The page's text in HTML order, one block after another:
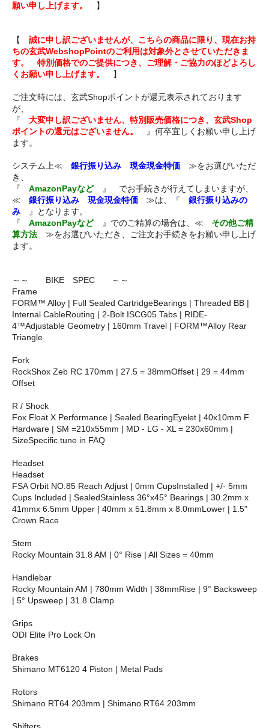
願い申し上げます。
】
【 誠に申し訳ございませんが、こちらの商品に限り、現在お持
ちの玄武WebshopPointのご利用は対象外とさせていただきま
す。 特別価格でのご提供につき、ご理解・ご協力のほどよろし
くお願い申し上げます。
】
ご注文時には、玄武Shopポイントが還元表示されております
が、
『 大変申し訳ございません、特別販売価格につき、玄武Shop
ポイントの還元はございません。
』何卒宜しくお願い申し上げ
ます。
システム上≪ 銀行振り込み 現金現金特価 ≫をお選びいただ
き、
『 AmazonPayなど』 でお手続きが行えてしまいますが、
≪ 銀行振り込み 現金現金特価 ≫は、『 銀行振り込みの
み 』となります。
『 AmazonPayなど』でのご精算の場合は、≪ その他ご精
算方法 ≫をお選びいただき、ご注文お手続きをお願い申し上げ
ます。
～～ BIKE SPEC ～～
Frame
FORM™ Alloy | Full Sealed CartridgeBearings | Threaded BB |
Internal CableRouting | 2-Bolt ISCG05 Tabs | RIDE-
4™Adjustable Geometry | 160mm Travel | FORM™Alloy Rear
Triangle
Fork
RockShox Zeb RC 170mm | 27.5 = 38mmOffset | 29 = 44mm
Offset
R / Shock
Fox Float X Performance | Sealed BearingEyelet | 40x10mm F
Hardware | SM =210x55mm | MD - LG - XL = 230x60mm |
SizeSpecific tune in FAQ
Headset
Headset
FSA Orbit NO.85 Reach Adjust | 0mm CupsInstalled | +/- 5mm
Cups Included | SealedStainless 36°x45° Bearings | 30.2mm x
41mmx 6.5mm Upper | 40mm x 51.8mm x 8.0mmLower | 1.5"
Crown Race
Stem
Rocky Mountain 31.8 AM | 0° Rise | All Sizes = 40mm
Handlebar
Rocky Mountain AM | 780mm Width | 38mmRise | 9° Backsweep
| 5° Upsweep | 31.8 Clamp
Grips
ODI Elite Pro Lock On
Brakes
Shimano MT6120 4 Piston | Metal Pads
Rotors
Shimano RT64 203mm | Shimano RT64 203mm